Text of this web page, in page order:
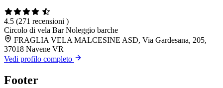
4.5 (271 recensioni )
Circolo di vela BarNoleggio barche
FRAGLIA VELA MALCESINE ASD, Via Gardesana, 205,
37018 Navene VR
Vedi profilo completo
Footer